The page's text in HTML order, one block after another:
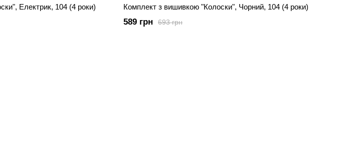
Електрик, 104 (4 роки) Комплект з вишивкою "Колоски", Чорний, 104 (4 роки)
693 грн
589 грн